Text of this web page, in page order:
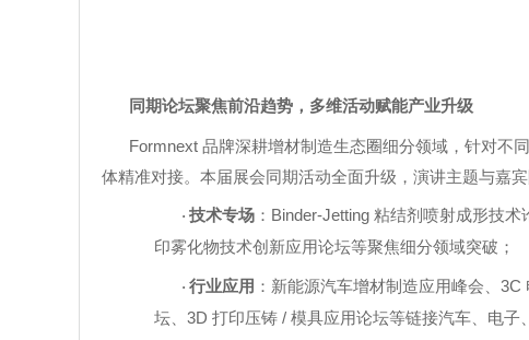
同期论坛聚焦前沿趋势，多维活动赋能产业升级
Formnext 品牌深耕增材制造生态圈细分领域，针对不
体精准对接。本届展会同期活动全面升级，演讲主题与嘉
· 技术专场 ： Binder-Jetting 粘结剂喷射成形技术
印雾化物技术创新应用论坛等聚焦细分领域突破；
· 行业应用 ：新能源汽车增材制造应用峰会、 3C
坛、 3D 打印压铸 / 模具应用论坛等链接汽车、电子